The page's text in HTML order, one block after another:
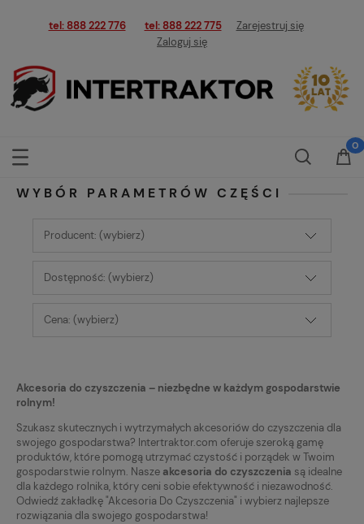
tel: 888 222 776 tel: 888 222 775
Zarejestruj się
Zaloguj się
WYBÓR PARAMETRÓW CZĘŚCI
Producent: (wybierz)
Dostępność: (wybierz)
Cena: (wybierz)
Akcesoria do czyszczenia – niezbędne w każdym gospodarstwie
rolnym!
Szukasz skutecznych i wytrzymałych akcesoriów do czyszczenia dla
swojego gospodarstwa? Intertraktor.com oferuje szeroką gamę
produktów, które pomogą utrzymać czystość i porządek w Twoim
gospodarstwie rolnym. Nasze akcesoria do czyszczenia są idealne
dla każdego rolnika, który ceni sobie efektywność i niezawodność.
Odwiedź zakładkę "Akcesoria Do Czyszczenia" i wybierz najlepsze
rozwiązania dla swojego gospodarstwa!